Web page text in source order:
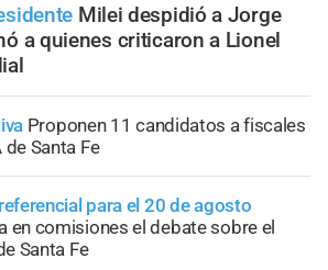
Milei despidió a Jorge
a quienes criticaron a Lionel
Proponen 11 candidatos a fiscales
Santa Fe
para el 20 de agosto
en comisiones el debate sobre el
Santa Fe